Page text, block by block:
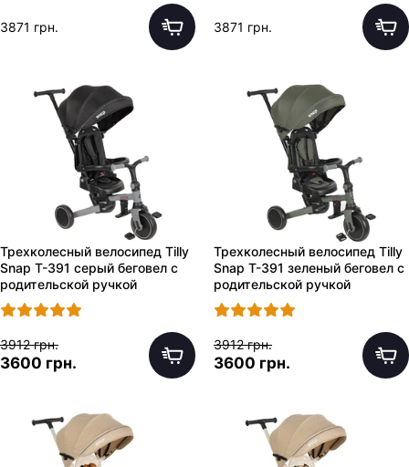
3871 грн. 3871 грн.
Трехколесный велосипед Tilly
Snap T-391 серый беговел с
родительской ручкой
3912 грн.
3600 грн.
Трехколесный велосипед Tilly
Snap T-391 зеленый беговел с
родительской ручкой
3912 грн.
3600 грн.